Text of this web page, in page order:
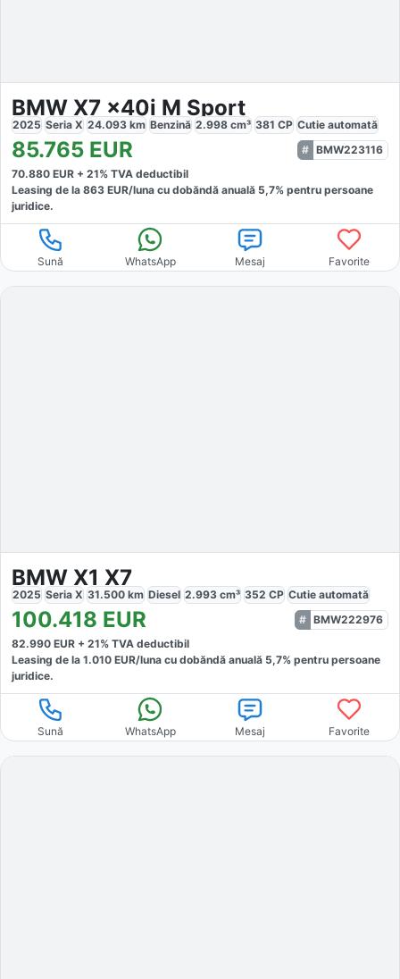
BMW X7 x40i M Sport
2025 Seria X 24.093 km Benzină 2.998 cm³ 381 CP Cutie automată
85.765 EUR
BMW223116
70.880 EUR + 21% TVA deductibil
Leasing de la 863 EUR/luna cu dobăndă anuală 5,7% pentru persoane
juridice.
Sună WhatsApp Mesaj Favorite
BMW X1 X7
2025 Seria X 31.500 km Diesel 2.993 cm³ 352 CP Cutie automată
100.418 EUR
BMW222976
82.990 EUR + 21% TVA deductibil
Leasing de la 1.010 EUR/luna cu dobăndă anuală 5,7% pentru persoane
juridice.
Sună WhatsApp Mesaj Favorite